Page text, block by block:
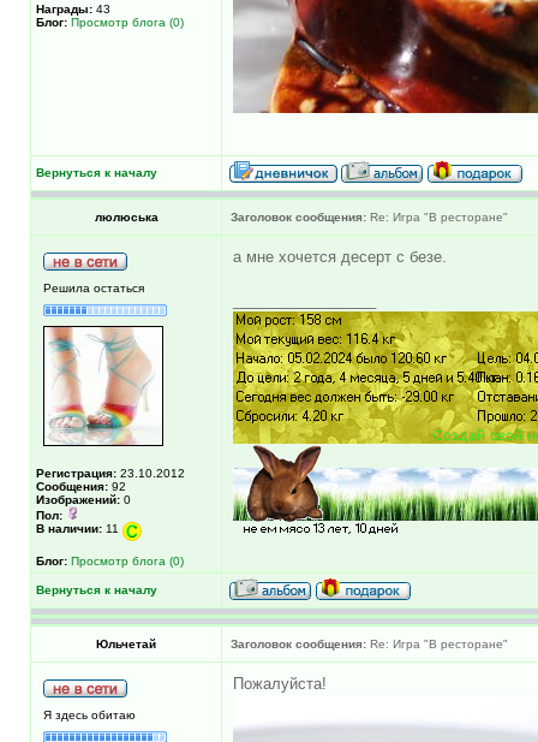
Награды: 43
Блог: Просмотр блога (0)
Вернуться к началу
люлюська Заголовок сообщения: Re: Игра "В ресторане"
Решила остаться
Регистрация: 23.10.2012
Сообщения: 92
Изображений: 0
Пол:
В наличии: 11
Блог: Просмотр блога (0)
а мне хочется десерт с безе.
Вернуться к началу
Юльчетай Заголовок сообщения: Re: Игра "В ресторане"
Я здесь обитаю
Пожалуйста!